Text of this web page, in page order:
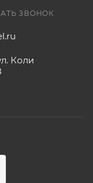
ЗВОНОК
Коли